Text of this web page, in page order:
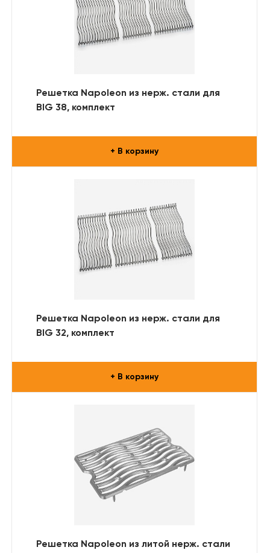
Решетка Napoleon из нерж. стали для
BIG 38, комплект
+ В корзину
Решетка Napoleon из нерж. стали для
BIG 32, комплект
+ В корзину
Решетка Napoleon из литой нерж. стали